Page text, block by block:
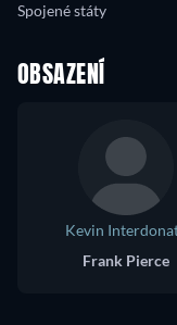
Spojené státy
OBSAZENÍ
Kevin
Frank Pierce